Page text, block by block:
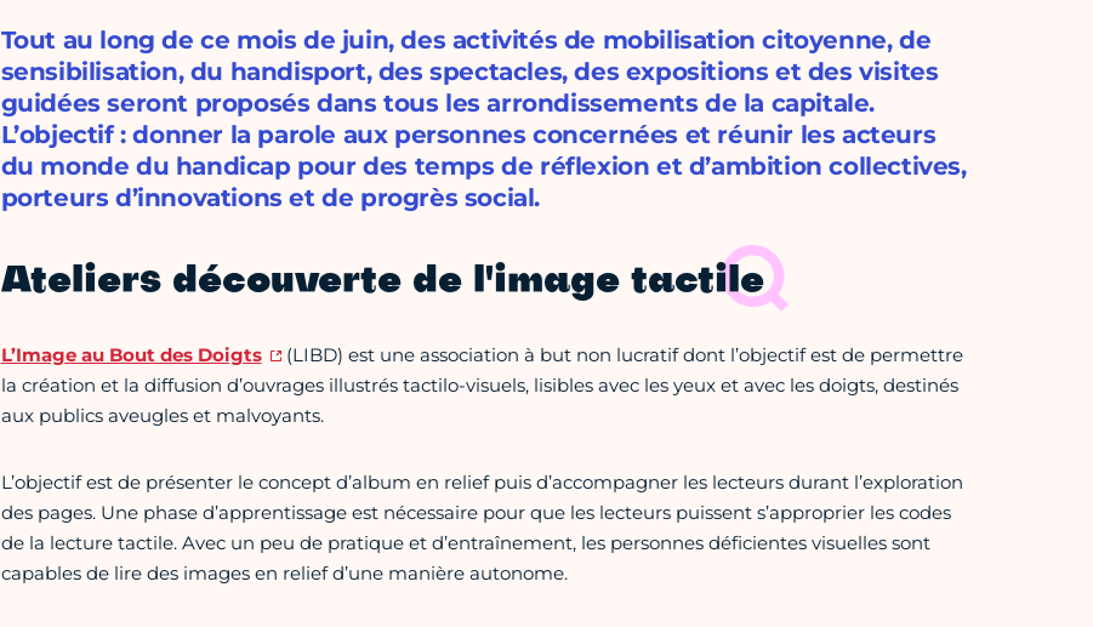
Tout au long de ce mois de juin, des activités de mobilisation citoyenne, de
sensibilisation, du handisport, des spectacles, des expositions et des visites
guidées seront proposés dans tous les arrondissements de la capitale.
L’objectif : donner la parole aux personnes concernées et réunir les acteurs
du monde du handicap pour des temps de réflexion et d’ambition collectives,
porteurs d’innovations et de progrès social.
Ateliers découverte de l'image tactile
L’Image au Bout des Doigts
(LIBD) est une association à but non lucratif dont l’objectif est de permettre
la création et la diffusion d’ouvrages illustrés tactilo-visuels, lisibles avec les yeux et avec les doigts, destinés
aux publics aveugles et malvoyants.
L’objectif est de présenter le concept d’album en relief puis d’accompagner les lecteurs durant l’exploration
des pages. Une phase d’apprentissage est nécessaire pour que les lecteurs puissent s’approprier les codes
de la lecture tactile. Avec un peu de pratique et d’entraînement, les personnes déficientes visuelles sont
capables de lire des images en relief d’une manière autonome.